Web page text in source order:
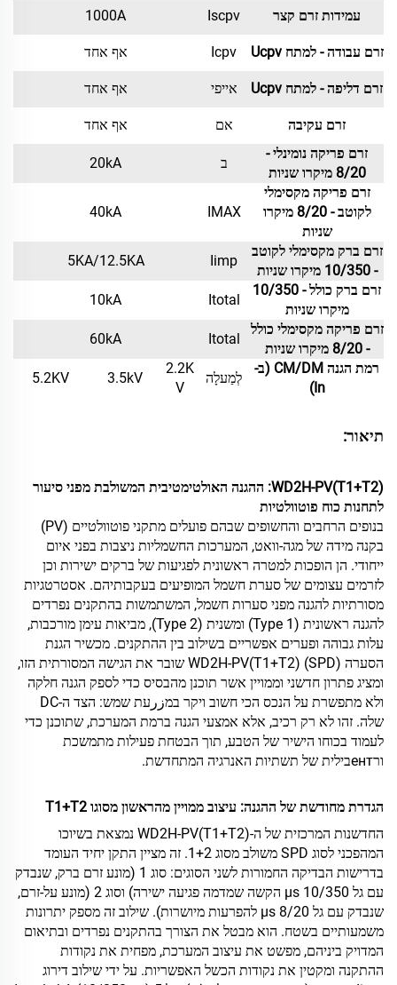
עמידות זרם קצר Iscpv
1000A
זרם עבודה - למתח Ucpv Icpv אף אחד
זרם דליפה - למתח Ucpv אייפי אף אחד
זרם עקיבה אם
אף אחד
זרם פריקה נומינלי -
8/20 מיקרו שניות
ב
20kA
זרם פריקה מקסימלי
לקוטב - 8/20 מיקרו
שניות
IMAX
40kA
זרם ברק מקסימלי לקוטב
- 10/350 מיקרו שניות
Iimp
5KA/12.5KA
זרם ברק כולל - 10/350
מיקרו שניות
Itotal
10kA
זרם פריקה מקסימלי כולל
- 8/20 מיקרו שניות
Itotal
60kA
רמת הגנה CM/DM (ב-
In)
לְמַעלָה
2.2K
V
3.5kV
5.2KV
תיאור:
WD2H-PV(T1+T2): ההגנה האולטימטיבית המשולבת מפני סיעור
לתחנות כוח פוטוולטיות
בנופים הרחבים והחשופים שבהם פועלים מתקני פוטוולטיים (PV)
בקנה מידה של מגה-וואט, המערכות החשמליות ניצבות בפני איום
ייחודי. הן הופכות למטרה ראשונית לפגיעות של ברקים ישירות וכן
לזרמים עצומים של סערת חשמל המופיעים בעקבותיהם. אסטרטגיות
מסורתיות להגנה מפני סערות חשמל, המשתמשות בהתקנים נפרדים
להגנה ראשונית (Type 1) ומשנית (Type 2), מביאות עימן מורכבות,
עלות גבוהה ופערים אפשריים בשילוב בין ההתקנים. מכשיר הגנת
הסערה WD2H-PV(T1+T2) (SPD) שובר את הגישה המסורתית הזו,
ומציג פתרון חדשני וממויין אשר תוכנן מהבסיס כדי לספק הגנה חלקה
ולא מתפשרת על הנכס הכי חשוב ויקר במزرעת שמש: הצד ה-DC
שלה. זהו לא רק רכיב, אלא אמצעי הגנה ברמת המערכת, שתוכנן כדי
לעמוד בכוחו הישיר של הטבע, תוך הבטחת פעילות מתמשכת
ורентבילית של תשתיות האנרגיה המתחדשת.
הגדרת מחודשת של ההגנה: עיצוב ממויין מהראשון מסוגו T1+T2
החדשנות המרכזית של ה-WD2H-PV(T1+T2) נמצאת בשיוכו
המהפכני לסוג SPD משולב מסוג 1+2. זה מציין התקן יחיד העומד
בדרישות הבדיקה החמורות לשני הסוגים: סוג 1 (מונע זרם ברק, שנבדק
עם גל 10/350 µs הקשה שמדמה פגיעה ישירה) וסוג 2 (מונע על-זרם,
שנבדק עם גל 8/20 µs להפרעות מיושרות). שילוב זה מספק יתרונות
משמעותיים בשטח. הוא מבטל את הצורך בהתקנים נפרדים ובתיאום
המדויק ביניהם, מפשט את עיצוב המערכת, מפחית את נקודות
ההתקנה ומקטין את נקודות הכשל האפשריות. על ידי שילוב דירוג